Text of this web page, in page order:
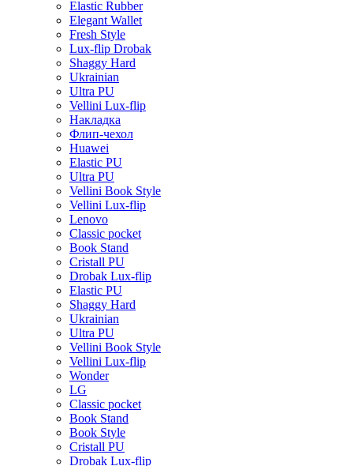
Elastic Rubber
Elegant Wallet
Fresh Style
Lux-flip Drobak
Shaggy Hard
Ukrainian
Ultra PU
Vellini Lux-flip
Накладка
Флип-чехол
Huawei
Elastic PU
Ultra PU
Vellini Book Style
Vellini Lux-flip
Lenovo
Classic pocket
Book Stand
Cristall PU
Drobak Lux-flip
Elastic PU
Shaggy Hard
Ukrainian
Ultra PU
Vellini Book Style
Vellini Lux-flip
Wonder
LG
Classic pocket
Book Stand
Book Style
Cristall PU
Drobak Lux-flip